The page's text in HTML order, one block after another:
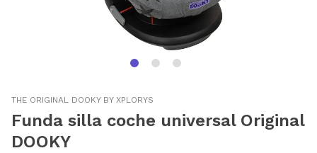
THE ORIGINAL DOOKY BY XPLORYS
Funda silla coche universal Original
DOOKY